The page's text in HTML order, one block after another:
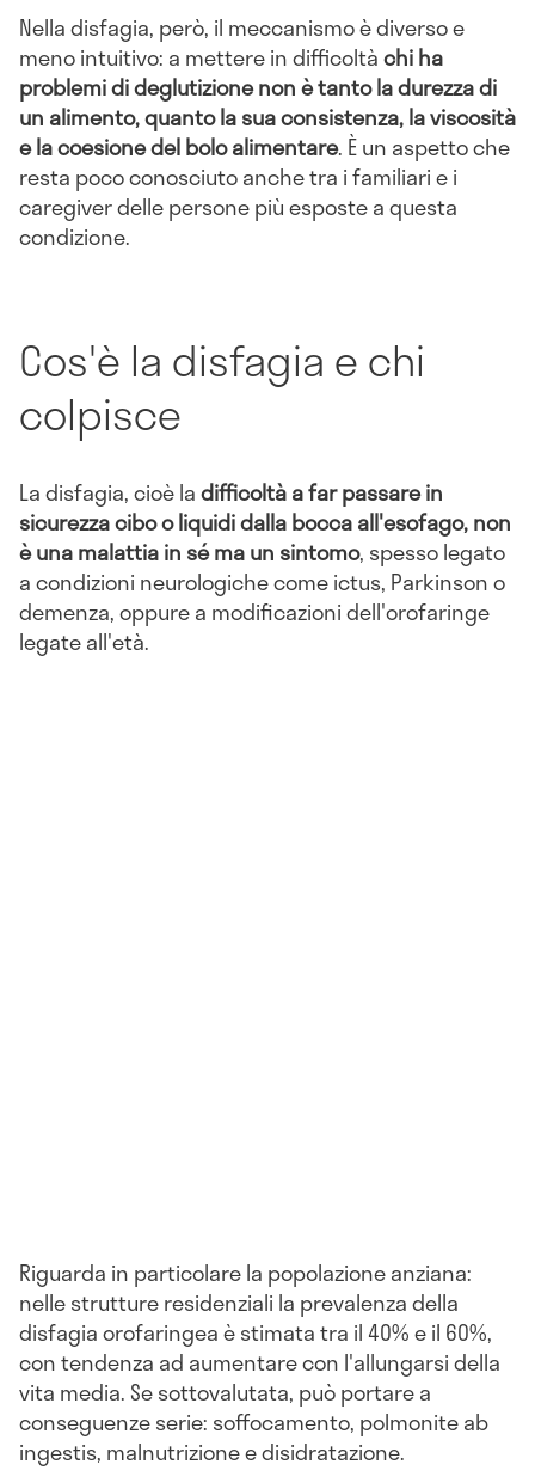
Nella disfagia, però, il meccanismo è diverso e
meno intuitivo: a mettere in difficoltàchi ha
problemi di deglutizione non è tanto la durezza di
un alimento, quanto la sua consistenza, la viscosità
e la coesione del bolo alimentare. È un aspetto che
resta poco conosciuto anche tra i familiari e i
caregiver delle persone più esposte a questa
condizione.
Cos'è la disfagia e chi
colpisce
La disfagia, cioè ladifficoltà a far passare in
sicurezza cibo o liquidi dalla bocca all'esofago, non
è una malattia in sé ma un sintomo, spesso legato
a condizioni neurologiche come ictus, Parkinson o
demenza, oppure a modificazioni dell'orofaringe
legate all'età.
Riguarda in particolare la popolazione anziana:
nelle strutture residenziali la prevalenza della
disfagia orofaringea è stimata tra il 40% e il 60%,
con tendenza ad aumentare con l'allungarsi della
vita media. Se sottovalutata, può portare a
conseguenze serie: soffocamento, polmonite ab
ingestis, malnutrizione e disidratazione.